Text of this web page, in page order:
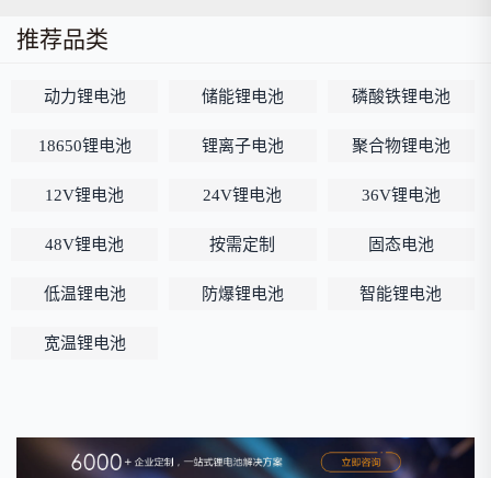
推荐品类
动力锂电池 储能锂电池 磷酸铁锂电池
18650锂电池 锂离子电池 聚合物锂电池
12V锂电池 24V锂电池 36V锂电池
48V锂电池 按需定制 固态电池
低温锂电池 防爆锂电池 智能锂电池
宽温锂电池